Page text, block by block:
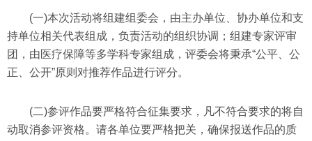
(一)本次活动将组建组委会，由主办单位、协办单位和支
持单位相关代表组成，负责活动的组织协调；组建专家评审
团，由医疗保障等多学科专家组成，评委会将秉承“公平、公
正、公开”原则对推荐作品进行评分。
(二)参评作品要严格符合征集要求，凡不符合要求的将自
动取消参评资格。请各单位要严格把关，确保报送作品的质